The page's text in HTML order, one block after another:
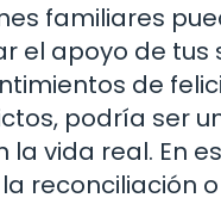
familiares
el apoyo de tus
de
podría ser
vida real. En
reconciliación